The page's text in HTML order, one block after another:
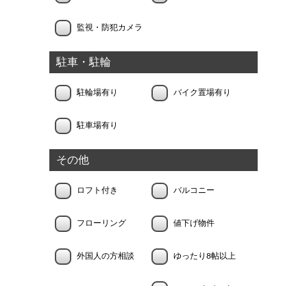
監視・防犯カメラ
駐車・駐輪
駐輪場有り バイク置場有り
駐車場有り
その他
ロフト付き バルコニー
フローリング 値下げ物件
外国人の方相談 ゆったり8帖以上